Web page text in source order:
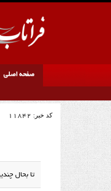
صفحه اصلی
کد خبر: 11842
تا بحال